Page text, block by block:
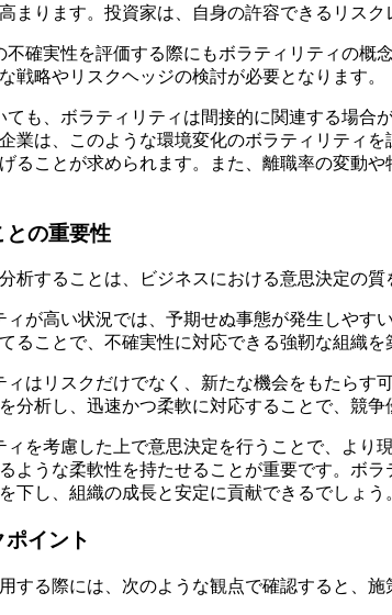
まります。投資家は、自身の許容できるリス
不確実性を評価する際にもボラティリティの概
戦略やリスクヘッジの検討が必要となります。
も、ボラティリティは間接的に関連する場合
業は、このような環境変化のボラティリティ
ることが求められます。また、離職率の変動
との重要性
析することは、ビジネスにおける意思決定の質
が高い状況では、予期せぬ事態が発生しやす
ることで、不確実性に対応できる強靭な組織を
はリスクだけでなく、新たな機会をもたらす
分析し、迅速かつ柔軟に対応することで、競
ィを考慮した上で意思決定を行うことで、より
ような柔軟性を持たせることが重要です。ボ
下し、組織の成長と安定に貢献できるでしょう
イント
する際には、次のような観点で確認すると、施